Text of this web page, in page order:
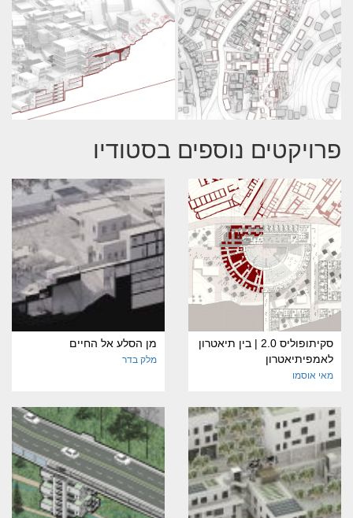
פרויקטים נוספים בסטודיו
סקיתופוליס 2.0 | בין תיאטרון
לאמפיתיאטרון
מאי אוסמו
מן הסלע אל החיים
מלק בדר